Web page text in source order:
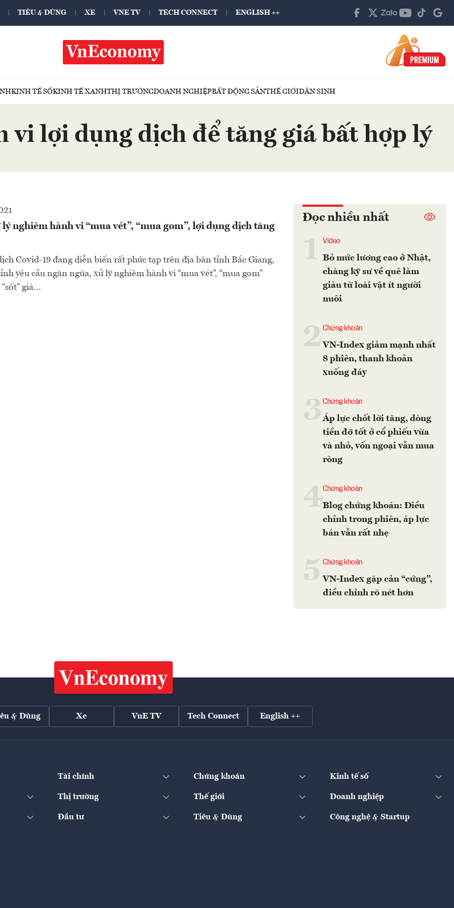
TIÊU & DÙNG XE VNE TV TECH CONNECT ENGLISH ++
KINH TẾ SỐKINH TẾ XANHTHỊ TRƯỜNGDOANH NGHIỆPBẤT ĐỘNG SẢNTHẾ GIỚIDÂN SINH
vi lợi dụng dịch để tăng giá bất hợp lý
nghiêm hành vi “mua vét”, “mua gom”, lợi dụng dịch tăng
Covid-19 đang diễn biến rất phức tạp trên địa bàn tỉnh Bắc Giang,
yêu cầu ngăn ngừa, xử lý nghiêm hành vi “mua vét”, “mua gom”
giá...
Đọc nhiều nhất
Video
Bỏ mức lương cao ở Nhật,
chàng kỹ sư về quê làm
giàu từ loài vật ít người
nuôi
2Chứng khoán
VN-Index giảm mạnh nhất
8 phiên, thanh khoản
xuống đáy
Chứng khoán
Áp lực chốt lời tăng, dòng
tiền đỡ tốt ở cổ phiếu vừa
và nhỏ, vốn ngoại vẫn mua
ròng
4Chứng khoán
Blog chứng khoán: Điều
chỉnh trong phiên, áp lực
bán vẫn rất nhẹ
Chứng khoán
VN-Index gặp cản “cứng”,
điều chỉnh rõ nét hơn
& Dùng Xe VnE TV Tech Connect English ++
Tài chính Chứng khoán Kinh tế số
Thị trường Thế giới Doanh nghiệp
Đầu tư Tiêu & Dùng Công nghệ & Startup